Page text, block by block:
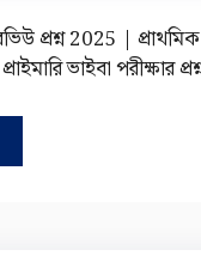
প্রশ্ন 2025 |
ভাইবা পরীক্ষার